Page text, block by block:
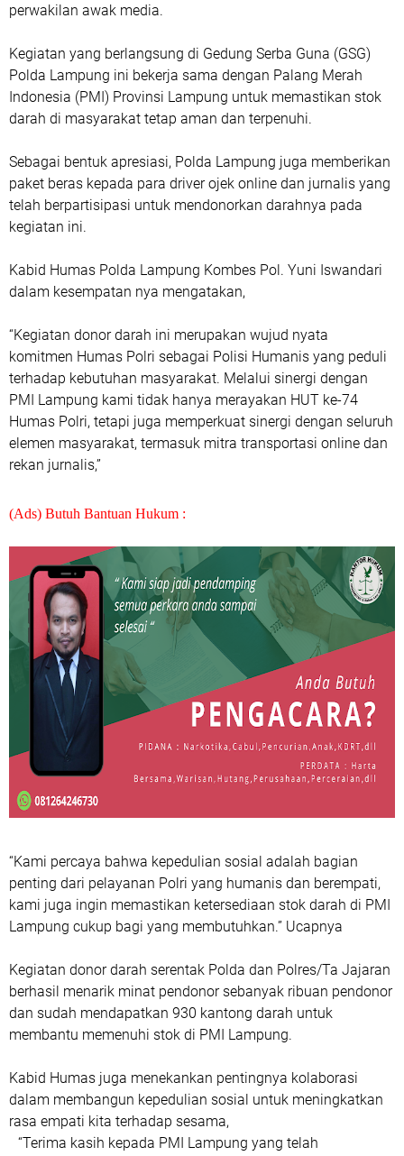
perwakilan awak media.
Kegiatan yang berlangsung di Gedung Serba Guna (GSG)
Polda Lampung ini bekerja sama dengan Palang Merah
Indonesia (PMI) Provinsi Lampung untuk memastikan stok
darah di masyarakat tetap aman dan terpenuhi.
Sebagai bentuk apresiasi, Polda Lampung juga memberikan
paket beras kepada para driver ojek online dan jurnalis yang
telah berpartisipasi untuk mendonorkan darahnya pada
kegiatan ini.
Kabid Humas Polda Lampung Kombes Pol. Yuni Iswandari
dalam kesempatan nya mengatakan,
“Kegiatan donor darah ini merupakan wujud nyata
komitmen Humas Polri sebagai Polisi Humanis yang peduli
terhadap kebutuhan masyarakat. Melalui sinergi dengan
PMI Lampung kami tidak hanya merayakan HUT ke-74
Humas Polri, tetapi juga memperkuat sinergi dengan seluruh
elemen masyarakat, termasuk mitra transportasi online dan
rekan jurnalis,”
(Ads) Butuh Bantuan Hukum :
“Kami percaya bahwa kepedulian sosial adalah bagian
penting dari pelayanan Polri yang humanis dan berempati,
kami juga ingin memastikan ketersediaan stok darah di PMI
Lampung cukup bagi yang membutuhkan.” Ucapnya
Kegiatan donor darah serentak Polda dan Polres/Ta Jajaran
berhasil menarik minat pendonor sebanyak ribuan pendonor
dan sudah mendapatkan 930 kantong darah untuk
membantu memenuhi stok di PMI Lampung.
Kabid Humas juga menekankan pentingnya kolaborasi
dalam membangun kepedulian sosial untuk meningkatkan
rasa empati kita terhadap sesama,
“Terima kasih kepada PMI Lampung yang telah